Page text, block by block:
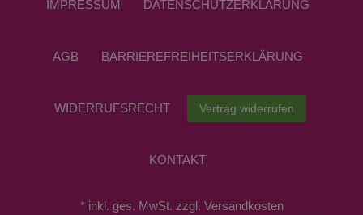
IMPRESSUM DATEN­SCHUTZ­ERKLÄRUNG
AGB BARRIEREFREIHEITSERKLÄRUNG
WIDERRUFS­RECHT Vertrag widerrufen
KONTAKT
* inkl. ges. MwSt. zzgl. Versandkosten